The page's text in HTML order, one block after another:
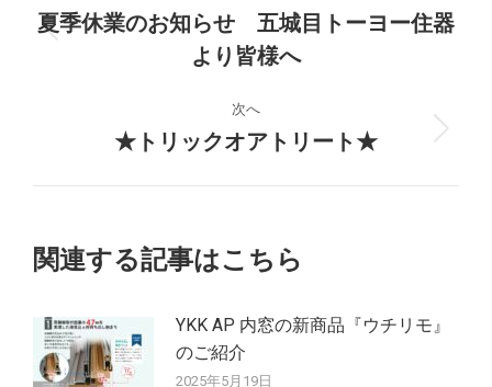
稿
シ
ョ
ン
前
の
稿:
夏季休業のお知らせ 五城目トーヨー住器
より皆様へ
次へ
次
★トリックオアトリート★
関連する記事はこちら
YKK AP 内窓の新商品『ウチリモ』
のご紹介
2025年5月19日